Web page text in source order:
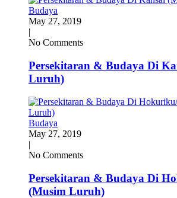
Budaya
May 27, 2019
|
No Comments
Persekitaran & Budaya Di
Luruh)
Budaya
May 27, 2019
|
No Comments
Persekitaran & Budaya Di
(Musim Luruh)